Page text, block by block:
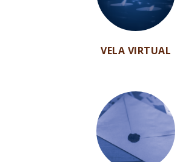
VELA VIRTUAL